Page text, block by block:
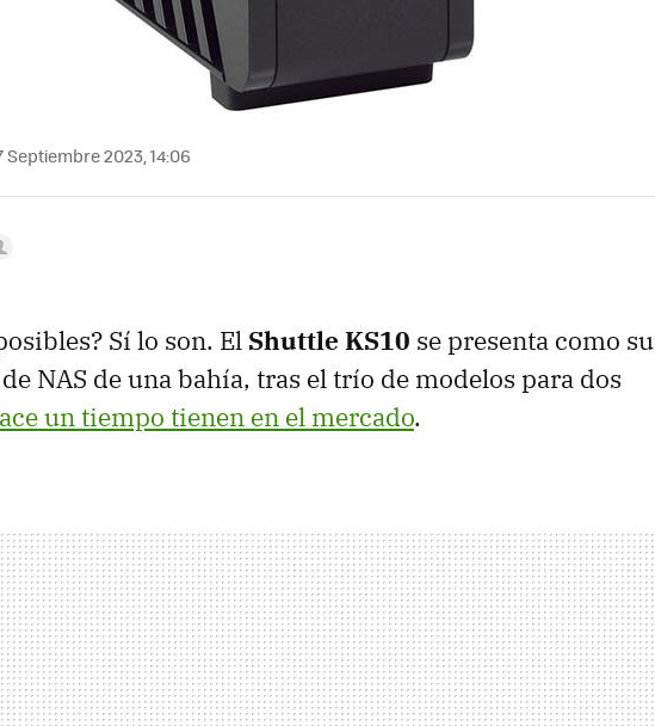
2023, 14:06
Sí lo son. El Shuttle KS10 se presenta como su
NAS de una bahía, tras el trío de modelos para dos
un tiempo tienen en el mercado.